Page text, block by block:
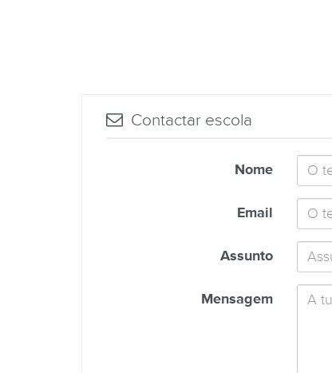
Contactar escola
Nome
Email
Assunto
Mensagem